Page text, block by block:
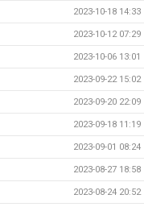
2023-10-18 14:33
2023-10-12 07:29
2023-10-06 13:01
2023-09-22 15:02
2023-09-20 22:09
2023-09-18 11:19
2023-09-01 08:24
2023-08-27 18:58
2023-08-24 20:52